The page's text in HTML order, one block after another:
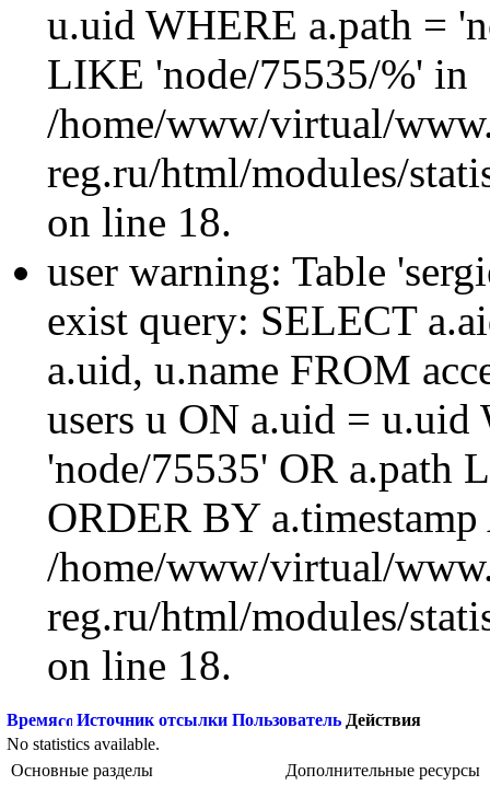
u.uid WHERE a.path =
LIKE 'node/75535/%' in
/home/www/virtual/
reg.ru/html/modules/
on line 18.
user warning: Table
exist query: SELECT
a.uid, u.name FROM
users u ON a.uid = u.uid
'node/75535' OR a.path
ORDER BY
/home/www/virtual/
reg.ru/html/modules/
on line 18.
Время Источник отсылки Пользователь Действия
No statistics available.
Основные разделы
Дополнительные ресурсы